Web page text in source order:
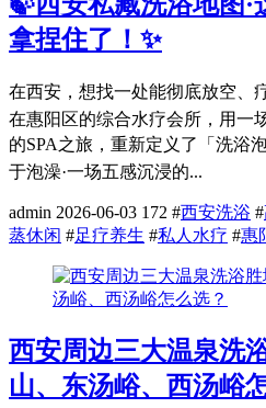
拿捏住了！✨
在西安，想找一处能彻底放空、
在惠阳区的综合水疗会所，用一
的SPA之旅，重新定义了「洗浴
于泡澡·一场五感沉浸的...
admin 2026-06-03 172 #西安洗浴 #
蒸休闲 #足疗养生 #私人水疗 #惠
西安周边三大温泉洗
山、东汤峪、西汤峪